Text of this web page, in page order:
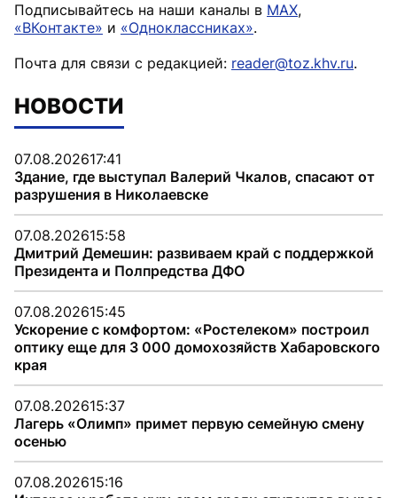
Подписывайтесь на наши каналы в MAX,
«ВКонтакте» и «Одноклассниках».
Почта для связи с редакцией: reader@toz.khv.ru.
НОВОСТИ
07.08.202617:41
Здание, где выступал Валерий Чкалов, спасают от
разрушения в Николаевске
07.08.202615:58
Дмитрий Демешин: развиваем край с поддержкой
Президента и Полпредства ДФО
07.08.202615:45
Ускорение с комфортом: «Ростелеком» построил
оптику еще для 3 000 домохозяйств Хабаровского
края
07.08.202615:37
Лагерь «Олимп» примет первую семейную смену
осенью
07.08.202615:16